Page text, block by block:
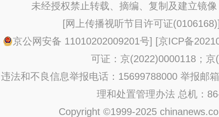
未经授权禁止转载、摘编、复制及建立镜
[网上传播视听节目许可证(0106168)
京公网安备 11010202009201号] [京ICP备
可证：京(2022)0000118；京
违法和不良信息举报电话：15699788000 举报邮
理和处置管理办法 总机：
Copyright ©1999-2025